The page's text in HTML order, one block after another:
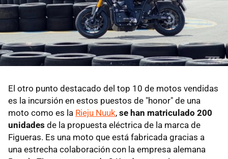
El otro punto destacado del top 10 de motos vendidas
es la incursión en estos puestos de "honor" de una
moto como es la Rieju Nuuk, se han matriculado 200
unidades de la propuesta eléctrica de la marca de
Figueras. Es una moto que está fabricada gracias a
una estrecha colaboración con la empresa alemana